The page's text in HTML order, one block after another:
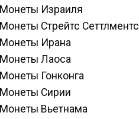
Монеты Израиля
Монеты Стрейтс Сеттлментс
Монеты Ирана
Монеты Лаоса
Монеты Гонконга
Монеты Сирии
Монеты Вьетнама